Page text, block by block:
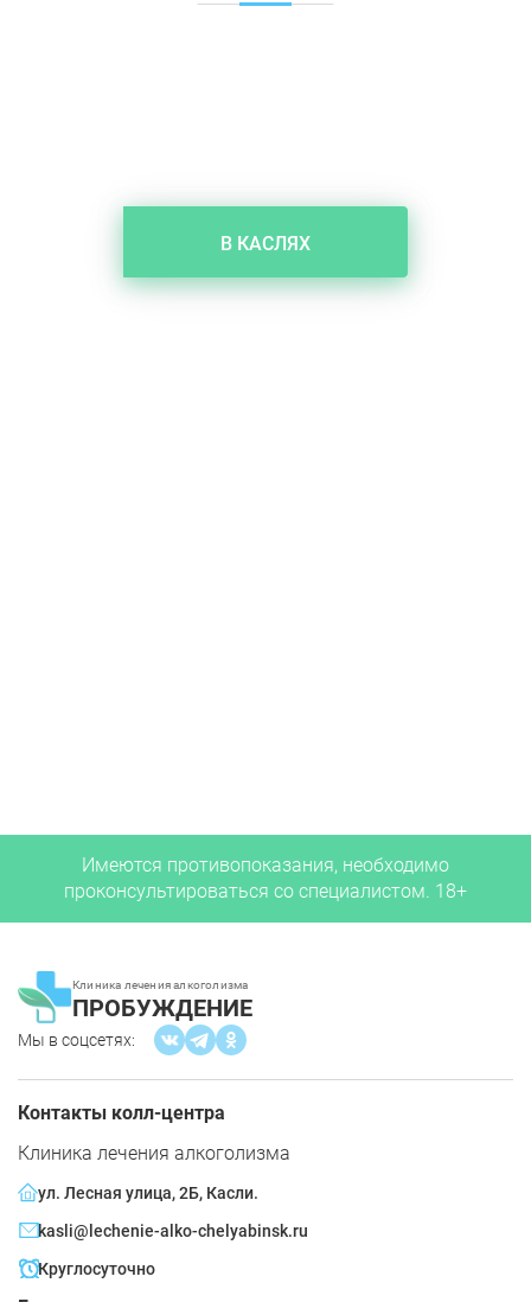
В КАСЛЯХ
Имеются противопоказания, необходимо
проконсультироваться со специалистом. 18+
Клиника лечения алкоголизма
ПРОБУЖДЕНИЕ
Мы в соцсетях:
Контакты колл-центра
Клиника лечения алкоголизма
ул. Лесная улица, 2Б, Касли.
kasli@lechenie-alko-chelyabinsk.ru
Круглосуточно